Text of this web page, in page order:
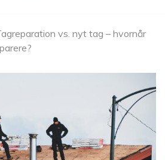
vs. nyt tag – hvornår